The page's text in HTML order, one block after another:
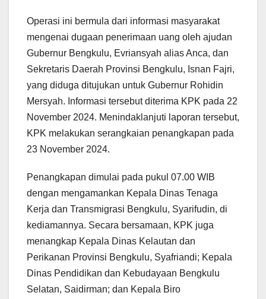
Operasi ini bermula dari informasi masyarakat
mengenai dugaan penerimaan uang oleh ajudan
Gubernur Bengkulu, Evriansyah alias Anca, dan
Sekretaris Daerah Provinsi Bengkulu, Isnan Fajri,
yang diduga ditujukan untuk Gubernur Rohidin
Mersyah. Informasi tersebut diterima KPK pada 22
November 2024. Menindaklanjuti laporan tersebut,
KPK melakukan serangkaian penangkapan pada
23 November 2024.
Penangkapan dimulai pada pukul 07.00 WIB
dengan mengamankan Kepala Dinas Tenaga
Kerja dan Transmigrasi Bengkulu, Syarifudin, di
kediamannya. Secara bersamaan, KPK juga
menangkap Kepala Dinas Kelautan dan
Perikanan Provinsi Bengkulu, Syafriandi; Kepala
Dinas Pendidikan dan Kebudayaan Bengkulu
Selatan, Saidirman; dan Kepala Biro